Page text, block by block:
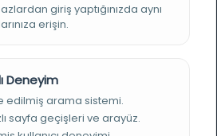
süreli yayınları ve görsel
kapsamlı bir dijital
giriş yaptığınızda aynı
erişin.
Deneyim
edilmiş arama sistemi.
sayfa geçişleri ve arayüz.